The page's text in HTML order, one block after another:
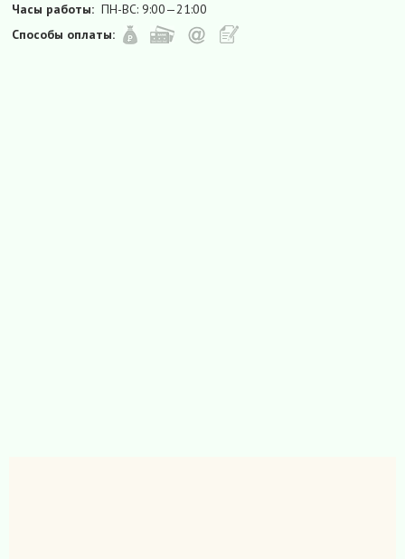
Часы работы: ПН-ВС: 9:00—21:00
Способы оплаты: